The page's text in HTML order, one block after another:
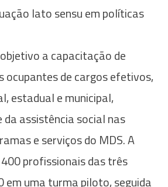
lato sensu em políticas
a capacitação de
ocupantes de cargos efetivos,
estadual e municipal,
da assistência social nas
e serviços do MDS. A
profissionais das três
em uma turma piloto, seguida